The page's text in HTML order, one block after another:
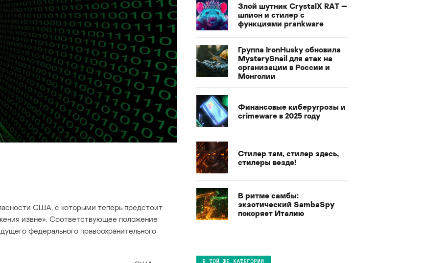
США, с которыми теперь предстоит
извне». Соответствующее положение
федерального правоохранительного
Злой шутник CrystalX RAT —
шпион и стилер с
функциями prankware
Группа IronHusky обновила
MysterySnail для атак на
организации в России и
Монголии
Финансовые киберугрозы и
crimeware в 2025 году
Стилер там, стилер здесь,
стилеры везде!
В ритме самбы:
экзотический SambaSpy
покоряет Италию
В ТОЙ ЖЕ КАТЕГОРИИ